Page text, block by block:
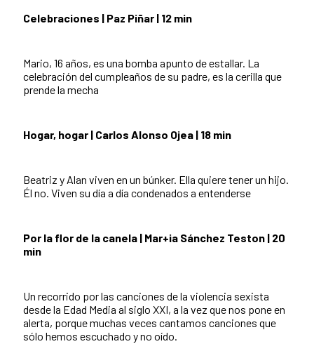
Celebraciones | Paz Piñar | 12 min
Mario, 16 años, es una bomba apunto de estallar. La
celebración del cumpleaños de su padre, es la cerilla que
prende la mecha
Hogar, hogar | Carlos Alonso Ojea | 18 min
Beatriz y Alan viven en un búnker. Ella quiere tener un hijo.
Él no. Viven su día a día condenados a entenderse
Por la flor de la canela | Mar+ia Sánchez Teston | 20
min
Un recorrido por las canciones de la violencia sexista
desde la Edad Media al siglo XXI, a la vez que nos pone en
alerta, porque muchas veces cantamos canciones que
sólo hemos escuchado y no oído.